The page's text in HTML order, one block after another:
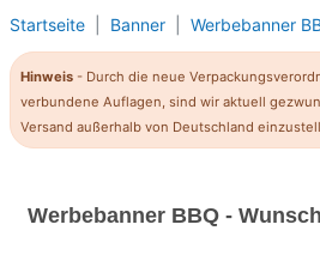
Startseite Banner
Hinweis - Durch die neue
verbundene Auflagen, sind wir aktuell
Versand außerhalb von Deutschland
Werbebanner BBQ -